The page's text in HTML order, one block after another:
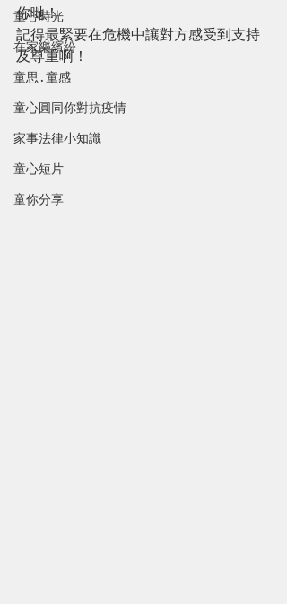
童心時光
在家樂繽紛
童思 · 童感
童心圓同你對抗疫情
家事法律小知識
童心短片
童你分享
你哋！
記得最緊要在危機中讓對方感受到支持
及尊重啊！